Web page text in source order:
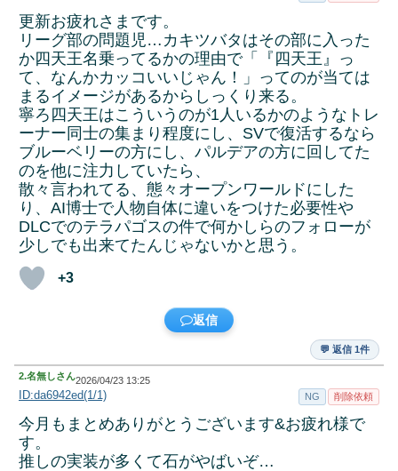
更新お疲れさまです。
リーグ部の問題児…カキツバタはその部に入った
か四天王名乗ってるかの理由で「『四天王』っ
て、なんかカッコいいじゃん！」ってのが当ては
まるイメージがあるからしっくり来る。
寧ろ四天王はこういうのが1人いるかのようなトレ
ーナー同士の集まり程度にし、SVで復活するなら
ブルーベリーの方にし、パルデアの方に回してた
のを他に注力していたら、
散々言われてる、態々オープンワールドにした
り、AI博士で人物自体に違いをつけた必要性や
DLCでのテラパゴスの件で何かしらのフォローが
少しでも出来てたんじゃないかと思う。
+3
返信
💬 返信 1件
2.名無しさん2026/04/23 13:25
ID:da6942ed(1/1) NG 削除依頼
今月もまとめありがとうございます&お疲れ様で
す。
推しの実装が多くて石がやばいぞ…